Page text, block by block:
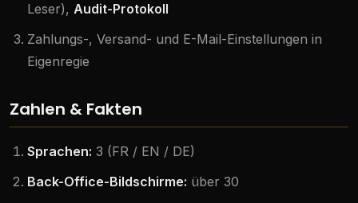
Leser), Audit-Protokoll
Zahlungs-, Versand- und E-Mail-Einstellungen in
Eigenregie
Zahlen & Fakten
Sprachen: 3 (FR / EN / DE)
Back-Office-Bildschirme: über 30